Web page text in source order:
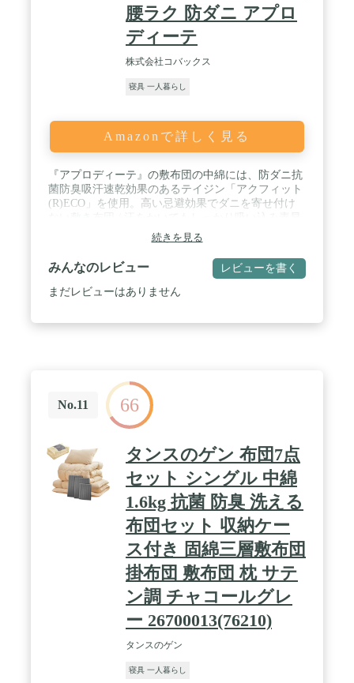
腰ラク 防ダニ アプロ
ディーテ
株式会社コバックス
寝具 一人暮らし
Amazonで詳しく見る
『アプロディーテ』の敷布団の中綿には、防ダニ抗
菌防臭吸汗速乾効果のあるテイジン「アクフィット
(R)ECO」を使用。高い忌避効果でダニを寄せ付け
く乾くので、カビが生えにくい敷布団 / そと(生地)
側生地にはピーチスキン加工を施しており、桃のよ
うな柔らかくきめ細やかな肌触り（ポリエステル
100％） / お布団工房の寧々軽量敷き布団は軽いの
で取扱が楽々！収納にも便利なので来客用に人気 /
す。 商品到着後は早めの開梱をお願いいたします。
続きを見る
みんなのレビュー レビューを書く
まだレビューはありません
No.11 66
タンスのゲン 布団7点
セット シングル 中綿
1.6kg 抗菌 防臭 洗える
布団セット 収納ケー
ス付き 固綿三層敷布団
掛布団 敷布団 枕 サテ
ン調 チャコールグレ
ー 26700013(76210)
タンスのゲン
寝具 一人暮らし